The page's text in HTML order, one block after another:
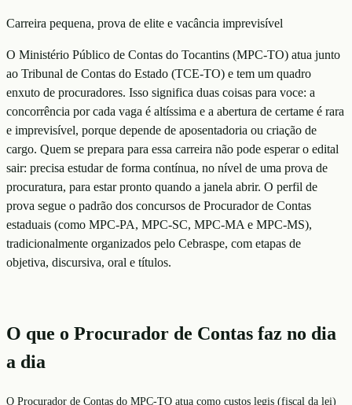
Carreira pequena, prova de elite e vacância imprevisível
O Ministério Público de Contas do Tocantins (MPC-TO) atua junto
ao Tribunal de Contas do Estado (TCE-TO) e tem um quadro
enxuto de procuradores. Isso significa duas coisas para voce: a
concorrência por cada vaga é altíssima e a abertura de certame é rara
e imprevisível, porque depende de aposentadoria ou criação de
cargo. Quem se prepara para essa carreira não pode esperar o edital
sair: precisa estudar de forma contínua, no nível de uma prova de
procuratura, para estar pronto quando a janela abrir. O perfil de
prova segue o padrão dos concursos de Procurador de Contas
estaduais (como MPC-PA, MPC-SC, MPC-MA e MPC-MS),
tradicionalmente organizados pelo Cebraspe, com etapas de
objetiva, discursiva, oral e títulos.
O que o Procurador de Contas faz no dia
a dia
O Procurador de Contas do MPC-TO atua como custos legis (fiscal da lei)